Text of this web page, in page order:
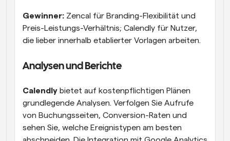
Gewinner: Zencal für Branding-Flexibilität und
Preis-Leistungs-Verhältnis; Calendly für Nutzer,
die lieber innerhalb etablierter Vorlagen arbeiten.
Analysen und Berichte
Calendly bietet auf kostenpflichtigen Plänen
grundlegende Analysen. Verfolgen Sie Aufrufe
von Buchungsseiten, Conversion-Raten und
sehen Sie, welche Ereignistypen am besten